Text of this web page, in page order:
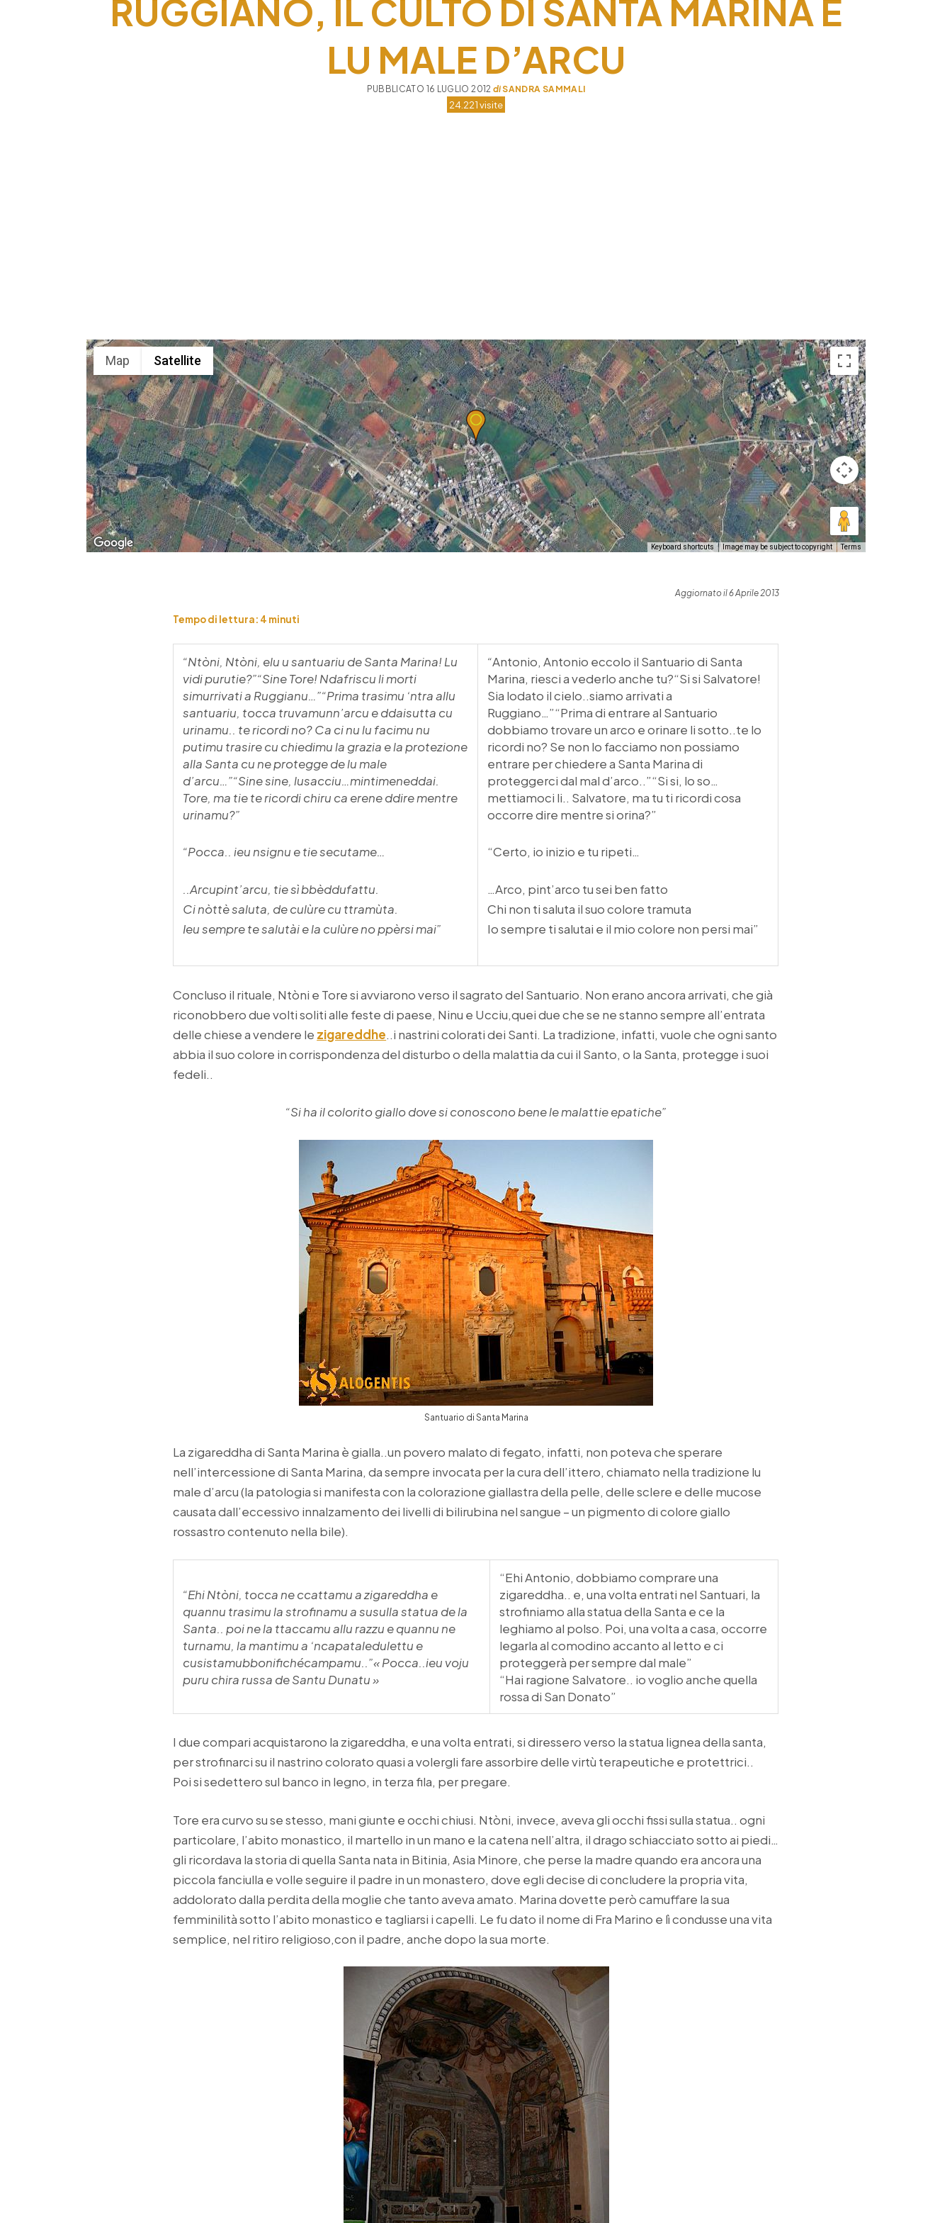
RUGGIANO, IL CULTO DI SANTA MARINA E
LU MALE D’ARCU
PUBBLICATO 16 LUGLIO 2012 diSANDRA SAMMALI
24.221 visite
Map Satellite
Keyboard shortcuts Image may be subject to copyright Terms
Aggiornato il 6 Aprile 2013
Tempo di lettura: 4 minuti
“Ntòni, Ntòni, elu u santuariu de Santa Marina! Lu
vidi purutie?”“Sine Tore! Ndafriscu li morti
simurrivati a Ruggianu…”“Prima trasimu ‘ntra allu
santuariu, tocca truvamunn’arcu e ddaisutta cu
urinamu.. te ricordi no? Ca ci nu lu facimu nu
putimu trasire cu chiedimu la grazia e la protezione
alla Santa cu ne protegge de lu male
d’arcu…”“Sine sine, lusacciu…mintimeneddai.
Tore, ma tie te ricordi chiru ca erene ddire mentre
urinamu?”
“Pocca.. ieu nsignu e tie secutame…
..Arcupint’arcu, tie sì bbèddufattu.
Ci nòttè saluta, de culùre cu ttramùta.
Ieu sempre te salutài e la culùre no ppèrsi mai”
“Antonio, Antonio eccolo il Santuario di Santa
Marina, riesci a vederlo anche tu?“Si si Salvatore!
Sia lodato il cielo..siamo arrivati a
Ruggiano…”“Prima di entrare al Santuario
dobbiamo trovare un arco e orinare li sotto..te lo
ricordi no? Se non lo facciamo non possiamo
entrare per chiedere a Santa Marina di
proteggerci dal mal d’arco..”“Si si, lo so…
mettiamoci li.. Salvatore, ma tu ti ricordi cosa
occorre dire mentre si orina?”
“Certo, io inizio e tu ripeti…
…Arco, pint’arco tu sei ben fatto
Chi non ti saluta il suo colore tramuta
Io sempre ti salutai e il mio colore non persi mai”
Concluso il rituale, Ntòni e Tore si avviarono verso il sagrato del Santuario. Non erano ancora arrivati, che già
riconobbero due volti soliti alle feste di paese, Ninu e Ucciu,quei due che se ne stanno sempre all’entrata
delle chiese a vendere le zigareddhe..i nastrini colorati dei Santi. La tradizione, infatti, vuole che ogni santo
abbia il suo colore in corrispondenza del disturbo o della malattia da cui il Santo, o la Santa, protegge i suoi
fedeli..
“Si ha il colorito giallo dove si conoscono bene le malattie epatiche”
Santuario di Santa Marina
La zigareddha di Santa Marina è gialla..un povero malato di fegato, infatti, non poteva che sperare
nell’intercessione di Santa Marina, da sempre invocata per la cura dell’ittero, chiamato nella tradizione lu
male d’arcu (la patologia si manifesta con la colorazione giallastra della pelle, delle sclere e delle mucose
causata dall’eccessivo innalzamento dei livelli di bilirubina nel sangue – un pigmento di colore giallo
rossastro contenuto nella bile).
“Ehi Ntòni, tocca ne ccattamu a zigareddha e
quannu trasimu la strofinamu a susulla statua de la
Santa.. poi ne la ttaccamu allu razzu e quannu ne
turnamu, la mantimu a ‘ncapataledulettu e
cusistamubbonifichécampamu..”« Pocca..ieu voju
puru chira russa de Santu Dunatu »
“Ehi Antonio, dobbiamo comprare una
zigareddha.. e, una volta entrati nel Santuari, la
strofiniamo alla statua della Santa e ce la
leghiamo al polso. Poi, una volta a casa, occorre
legarla al comodino accanto al letto e ci
proteggerà per sempre dal male”
“Hai ragione Salvatore.. io voglio anche quella
rossa di San Donato”
I due compari acquistarono la zigareddha, e una volta entrati, si diressero verso la statua lignea della santa,
per strofinarci su il nastrino colorato quasi a volergli fare assorbire delle virtù terapeutiche e protettrici..
Poi si sedettero sul banco in legno, in terza fila, per pregare.
Tore era curvo su se stesso, mani giunte e occhi chiusi. Ntòni, invece, aveva gli occhi fissi sulla statua.. ogni
particolare, l’abito monastico, il martello in un mano e la catena nell’altra, il drago schiacciato sotto ai piedi…
gli ricordava la storia di quella Santa nata in Bitinia, Asia Minore, che perse la madre quando era ancora una
piccola fanciulla e volle seguire il padre in un monastero, dove egli decise di concludere la propria vita,
addolorato dalla perdita della moglie che tanto aveva amato. Marina dovette però camuffare la sua
femminilità sotto l’abito monastico e tagliarsi i capelli. Le fu dato il nome di Fra Marino e lì condusse una vita
semplice, nel ritiro religioso,con il padre, anche dopo la sua morte.